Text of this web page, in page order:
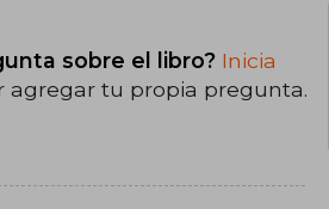
sobre el libro? Inicia
agregar tu propia pregunta.